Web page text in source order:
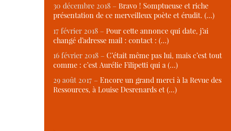
30 décembre 2018 – Bravo ! Somptueuse et riche
présentation de ce merveilleux poète et érudit. (…)
17 février 2018 – Pour cette annonce qui date, j’ai
changé d’adresse mail : contact : (…)
16 février 2018 – C’était même pas lui, mais c’est tout
comme : c’est Aurélie Filipetti qui a (…)
29 août 2017 – Encore un grand merci à la Revue des
Ressources, à Louise Desrenards et (…)